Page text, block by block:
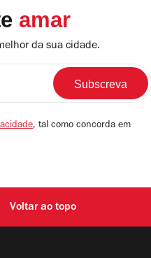
amar
da sua cidade.
, tal como concorda em
Voltar ao topo